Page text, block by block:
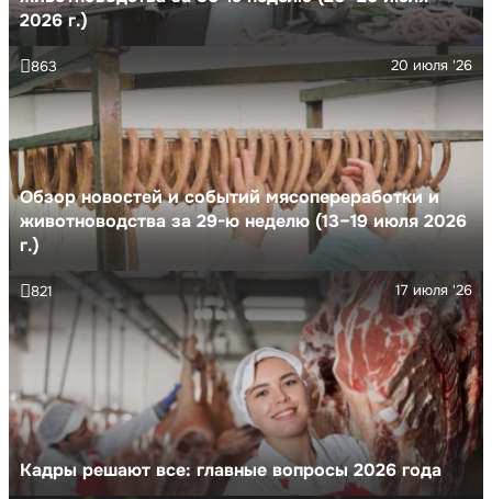
2026 г.)
Обзор новостей и событий мясопереработки и
животноводства за 29-ю неделю (13–19 июля 2026
г.)
20 июля '26
863
Кадры решают все: главные вопросы 2026 года
17 июля '26
821